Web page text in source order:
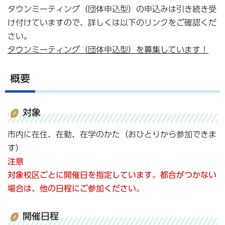
タウンミーティング（団体申込型）の申込みは引き続き受
け付けていますので、詳しくは以下のリンクをご確認くだ
さい。
タウンミーティング（団体申込型）を募集しています！
概要
対象
市内に在住、在勤、在学のかた（おひとりから参加できま
す）
注意
対象校区ごとに開催日を指定しています。都合がつかない
場合は、他の日程にご参加ください。
開催日程